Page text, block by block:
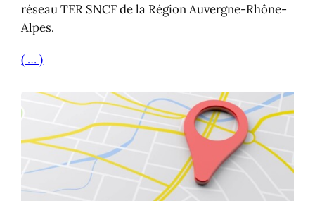
réseau TER SNCF de la Région Auvergne-Rhône-
Alpes.
( … )